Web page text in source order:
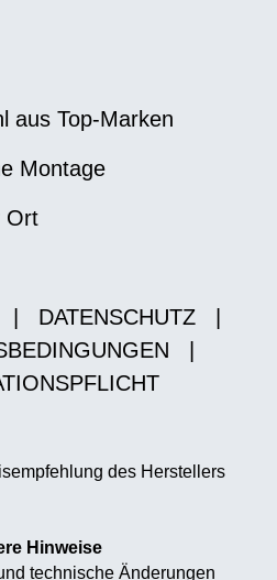
aus Top-Marken
Montage
Ort
DATENSCHUTZ
des Herstellers
Hinweise
technische Änderungen